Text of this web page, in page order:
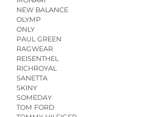
NEW BALANCE
OLYMP
ONLY
PAUL GREEN
RAGWEAR
REISENTHEL
RICHROYAL
SANETTA
SKINY
SOMEDAY
TOM FORD